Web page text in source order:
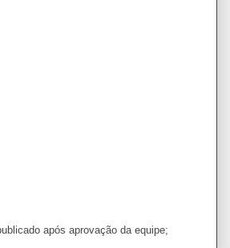
após aprovação da equipe;